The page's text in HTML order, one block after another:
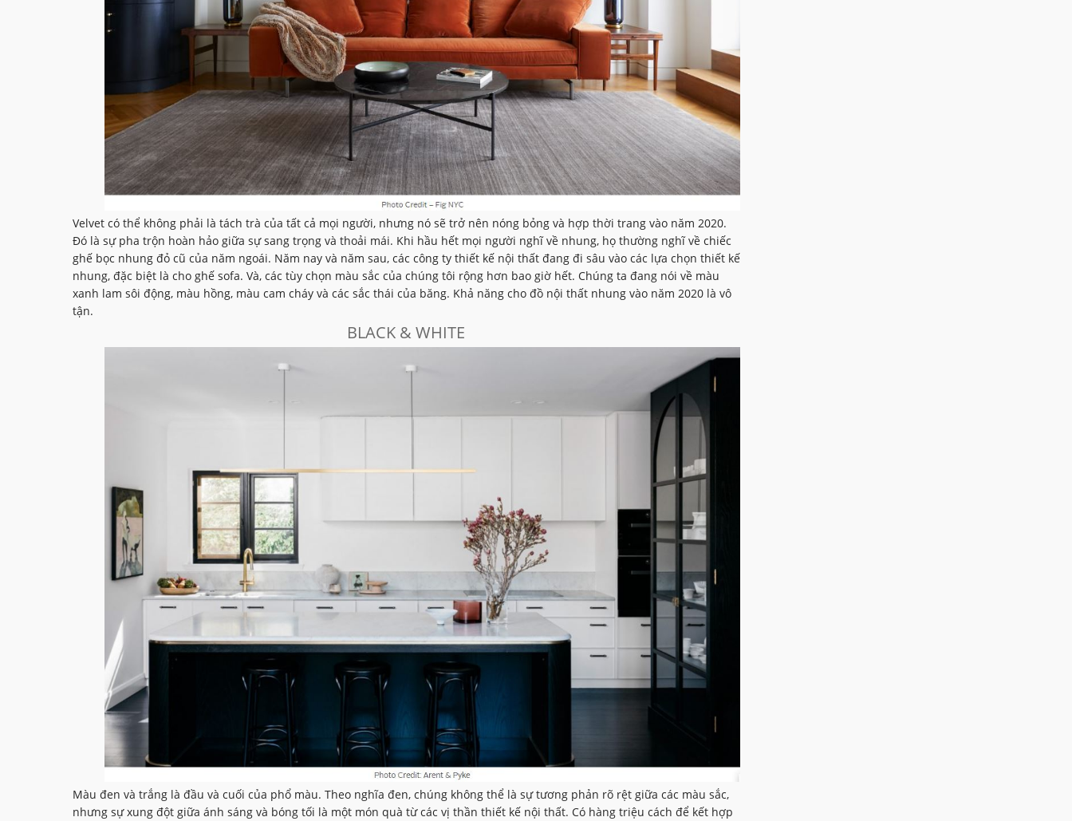
Velvet có thể không phải là tách trà của tất cả mọi người, nhưng nó sẽ trở nên nóng bỏng và hợp thời trang vào năm 2020.
Đó là sự pha trộn hoàn hảo giữa sự sang trọng và thoải mái. Khi hầu hết mọi người nghĩ về nhung, họ thường nghĩ về chiếc
ghế bọc nhung đỏ cũ của năm ngoái. Năm nay và năm sau, các công ty thiết kế nội thất đang đi sâu vào các lựa chọn thiết kế
nhung, đặc biệt là cho ghế sofa. Và, các tùy chọn màu sắc của chúng tôi rộng hơn bao giờ hết. Chúng ta đang nói về màu
xanh lam sôi động, màu hồng, màu cam cháy và các sắc thái của băng. Khả năng cho đồ nội thất nhung vào năm 2020 là vô
tận.
BLACK & WHITE
Màu đen và trắng là đầu và cuối của phổ màu. Theo nghĩa đen, chúng không thể là sự tương phản rõ rệt giữa các màu sắc,
nhưng sự xung đột giữa ánh sáng và bóng tối là một món quà từ các vị thần thiết kế nội thất. Có hàng triệu cách để kết hợp